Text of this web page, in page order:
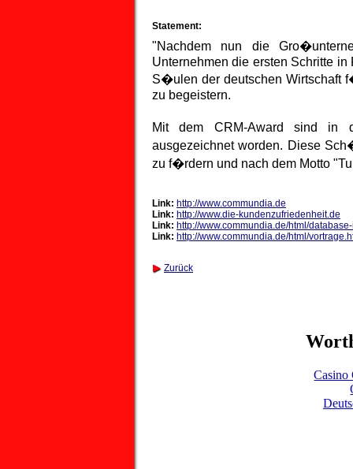
Statement:
"Nachdem nun die
Unternehmen die ersten Schritte
S�ulen der deutschen Wirtschaft
zu begeistern.
Mit dem CRM-Award sind in
ausgezeichnet worden. Diese
zu f�rdern und nach dem Motto
Link: http://www.commundia.de
Link: http://www.die-kundenzufriedenheit.de
Link: http://www.commundia.de/html/
Link: http://www.commundia.de/html/
Zurück
Casino